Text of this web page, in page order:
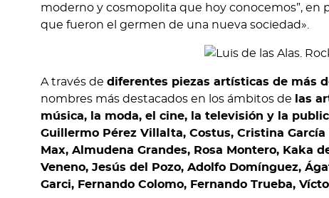
moderno y cosmopolita que hoy conocemos”, en
que fueron el germen de una nueva sociedad».
A través de diferentes piezas artísticas de más
nombres más destacados en los ámbitos de
las
música, la moda, el cine, la televisión y la
Guillermo Pérez Villalta, Costus, Cristina
Max, Almudena Grandes, Rosa Montero, Kaka
Veneno, Jesús del Pozo, Adolfo Domínguez,
Garci, Fernando Colomo, Fernando Trueba,